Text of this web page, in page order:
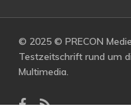
© 2025 © PRECON
Testzeitschrift rund um
Multimedia.
facebook
RSS